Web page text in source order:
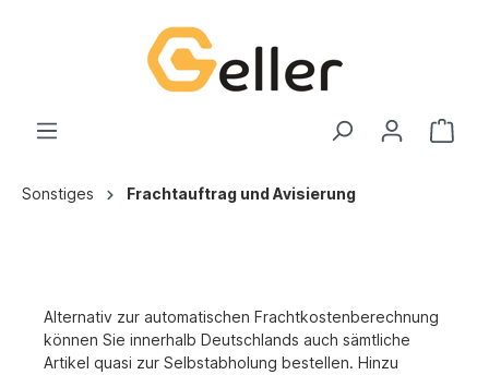
Sonstiges Frachtauftrag und Avisierung
Alternativ zur automatischen Frachtkostenberechnung
können Sie innerhalb Deutschlands auch sämtliche
Artikel quasi zur Selbstabholung bestellen. Hinzu